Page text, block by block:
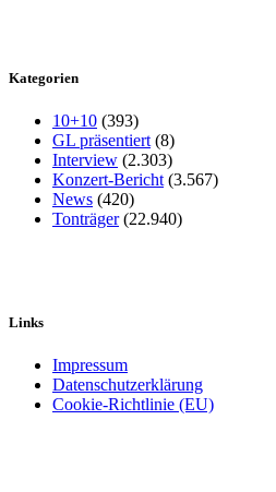
Kategorien
10+10 (393)
GL präsentiert (8)
Interview (2.303)
Konzert-Bericht (3.567)
News (420)
Tonträger(22.940)
Links
Impressum
Datenschutzerklärung
Cookie-Richtlinie (EU)